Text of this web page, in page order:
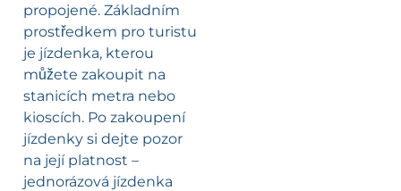
propojené. Základním
prostředkem pro turistu
je jízdenka, kterou
můžete zakoupit na
stanicích metra nebo
kioscích. Po zakoupení
jízdenky si dejte pozor
na její platnost –
jednorázová jízdenka